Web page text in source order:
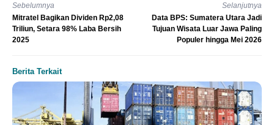
Sebelumnya
Mitratel Bagikan Dividen Rp2,08
Triliun, Setara 98% Laba Bersih
2025
Selanjutnya
Data BPS: Sumatera Utara Jadi
Tujuan Wisata Luar Jawa Paling
Populer hingga Mei 2026
Berita Terkait